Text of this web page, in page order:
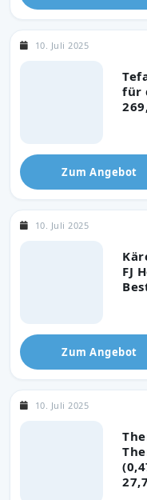
für
10. Juli 2025
Zum Angebot
FJ
10. Juli 2025
Zum Angebot
10. Juli 2025